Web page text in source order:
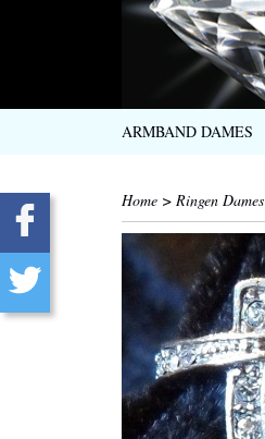
ARMBAND DAMES
Home > Ringen Dames